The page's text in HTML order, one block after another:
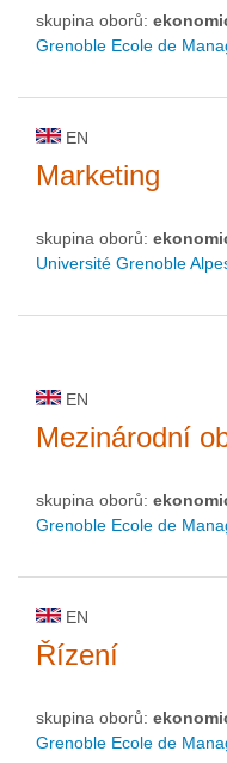
skupina oborů:
Grenoble Ecole de
EN
Marketing
skupina oborů:
Université Grenoble
EN
Mezinárodní
skupina oborů:
Grenoble Ecole de
EN
Řízení
skupina oborů:
Grenoble Ecole de